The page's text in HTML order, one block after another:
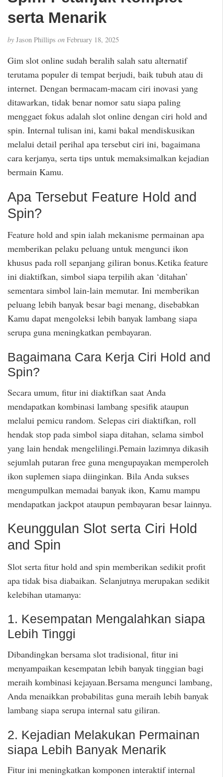
serta Menarik
by Jason Phillips on February 18, 2025
Gim slot online sudah beralih salah satu alternatif
terutama populer di tempat berjudi, baik tubuh atau di
internet. Dengan bermacam-macam ciri inovasi yang
ditawarkan, tidak benar nomor satu siapa paling
menggaet fokus adalah slot online dengan ciri hold and
spin. Internal tulisan ini, kami bakal mendiskusikan
melalui detail perihal apa tersebut ciri ini, bagaimana
cara kerjanya, serta tips untuk memaksimalkan kejadian
bermain Kamu.
Apa Tersebut Feature Hold and
Spin?
Feature hold and spin ialah mekanisme permainan apa
memberikan pelaku peluang untuk mengunci ikon
khusus pada roll sepanjang giliran bonus.Ketika feature
ini diaktifkan, simbol siapa terpilih akan ‘ditahan’
sementara simbol lain-lain memutar. Ini memberikan
peluang lebih banyak besar bagi menang, disebabkan
Kamu dapat mengoleksi lebih banyak lambang siapa
serupa guna meningkatkan pembayaran.
Bagaimana Cara Kerja Ciri Hold and
Spin?
Secara umum, fitur ini diaktifkan saat Anda
mendapatkan kombinasi lambang spesifik ataupun
melalui pemicu random. Selepas ciri diaktifkan, roll
hendak stop pada simbol siapa ditahan, selama simbol
yang lain hendak mengelilingi.Pemain lazimnya dikasih
sejumlah putaran free guna mengupayakan memperoleh
ikon suplemen siapa diinginkan. Bila Anda sukses
mengumpulkan memadai banyak ikon, Kamu mampu
mendapatkan jackpot ataupun pembayaran besar lainnya.
Keunggulan Slot serta Ciri Hold
and Spin
Slot serta fitur hold and spin memberikan sedikit profit
apa tidak bisa diabaikan. Selanjutnya merupakan sedikit
kelebihan utamanya:
1. Kesempatan Mengalahkan siapa
Lebih Tinggi
Dibandingkan bersama slot tradisional, fitur ini
menyampaikan kesempatan lebih banyak tinggian bagi
meraih kombinasi kejayaan.Bersama mengunci lambang,
Anda menaikkan probabilitas guna meraih lebih banyak
lambang siapa serupa internal satu giliran.
2. Kejadian Melakukan Permainan
siapa Lebih Banyak Menarik
Fitur ini meningkatkan komponen interaktif internal